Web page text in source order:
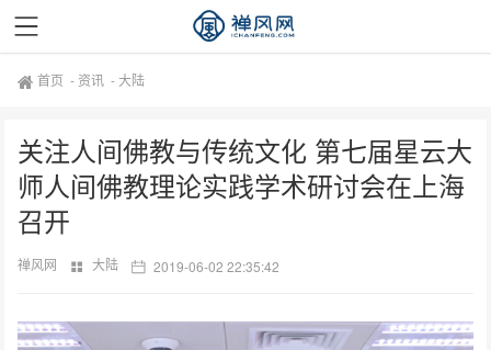
首页 - 资讯 -大陆
关注人间佛教与传统文化 第七届星云大
师人间佛教理论实践学术研讨会在上海
召开
禅风网 大陆 2019-06-02 22:35:42